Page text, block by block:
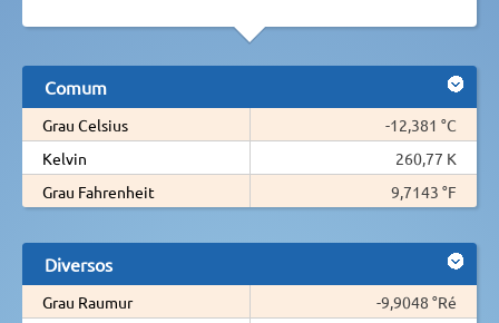
Comum
Grau Celsius
-12,381 °C
Kelvin
260,77 K
Grau Fahrenheit
9,7143 °F
Diversos
Grau Raumur
-9,9048 °Ré